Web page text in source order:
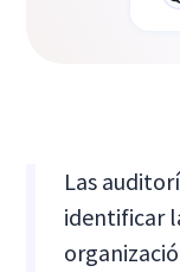
Las
identificar